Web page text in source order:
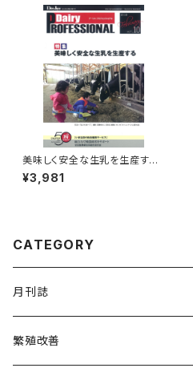
美味しく安全な生乳を生産す
る
Dairy PROFESSION
¥3,981
CATEGORY
月刊誌
繁殖改善